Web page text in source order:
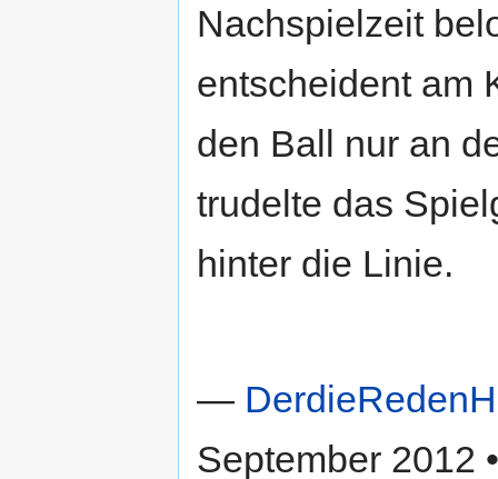
Nachspielzeit
entscheident am
den Ball nur an
trudelte das
hinter die Linie.
—
September 2012